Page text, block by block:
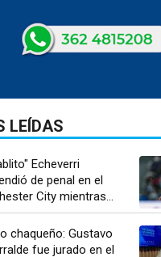
LEÍDAS
Echeverri
de penal en el
City mientras...
chaqueño: Gustavo
fue jurado en el